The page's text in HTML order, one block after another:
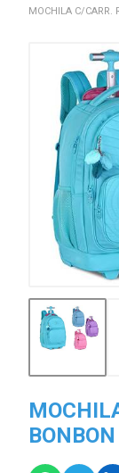
MOCHILA C/CARR.